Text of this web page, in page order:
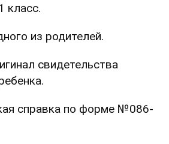
класс.
из родителей.
свидетельства
справка по форме №086-